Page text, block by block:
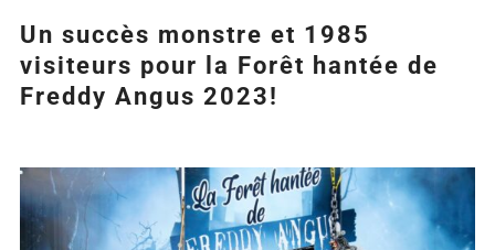
Un succès monstre et 1985
visiteurs pour la Forêt hantée de
Freddy Angus 2023!
Agrandir
l&apos;image